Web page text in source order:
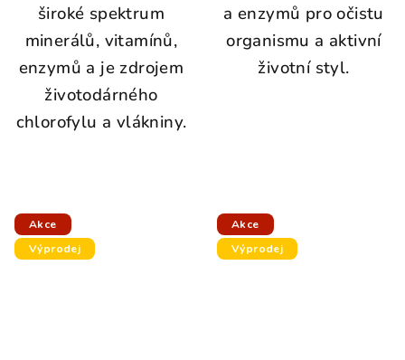
široké spektrum
minerálů, vitamínů,
enzymů a je zdrojem
životodárného
chlorofylu a vlákniny.
a enzymů pro očistu
organismu a aktivní
životní styl.
Akce
Výprodej
Akce
Výprodej